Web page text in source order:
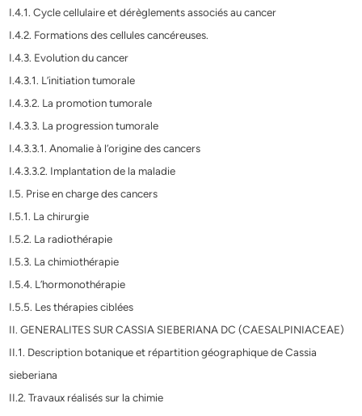
I.4.1. Cycle cellulaire et dérèglements associés au cancer
I.4.2. Formations des cellules cancéreuses.
I.4.3. Evolution du cancer
I.4.3.1. L’initiation tumorale
I.4.3.2. La promotion tumorale
I.4.3.3. La progression tumorale
I.4.3.3.1. Anomalie à l’origine des cancers
I.4.3.3.2. Implantation de la maladie
I.5. Prise en charge des cancers
I.5.1. La chirurgie
I.5.2. La radiothérapie
I.5.3. La chimiothérapie
I.5.4. L’hormonothérapie
I.5.5. Les thérapies ciblées
II. GENERALITES SUR CASSIA SIEBERIANA DC (CAESALPINIACEAE)
II.1. Description botanique et répartition géographique de Cassia
sieberiana
II.2. Travaux réalisés sur la chimie